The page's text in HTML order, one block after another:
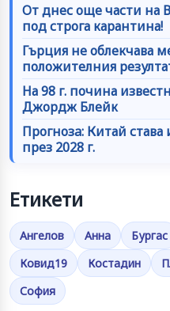
От днес още части на
под строга карантина!
Гърция не облекчава
положителния
На 98 г. почина
Джордж Блейк
Прогнозa: Китай
през 2028 г.
Етикети
Ангелов Анна Бургас
Ковид19
Костадин
София